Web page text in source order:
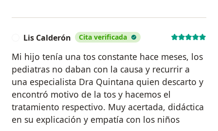
Lis Calderón Cita verificada
Mi hijo tenía una tos constante hace meses, los
pediatras no daban con la causa y recurrir a
una especialista Dra Quintana quien descarto y
encontró motivo de la tos y hacemos el
tratamiento respectivo. Muy acertada, didáctica
en su explicación y empatía con los niños